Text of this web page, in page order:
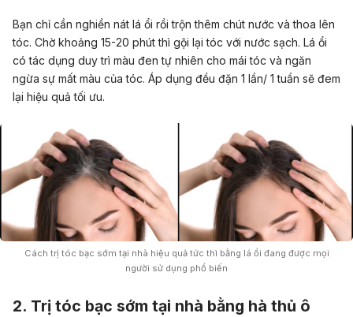
Bạn chỉ cần nghiền nát lá ổi rồi trộn thêm chút nước và thoa lên
tóc. Chờ khoảng 15-20 phút thì gội lại tóc với nước sạch. Lá ổi
có tác dụng duy trì màu đen tự nhiên cho mái tóc và ngăn
ngừa sự mất màu của tóc. Áp dụng đều đặn 1 lần/ 1 tuần sẽ đem
lại hiệu quả tối ưu.
Cách trị tóc bạc sớm tại nhà hiệu quả tức thì bằng lá ổi đang được mọi
người sử dụng phổ biến
2. Trị tóc bạc sớm tại nhà bằng hà thủ ô